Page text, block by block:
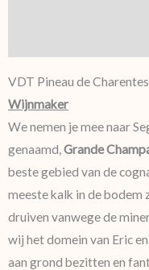
VDT Pineau de
Wijnmaker
We nemen je mee naar
genaamd,Grande
beste gebied van de
meeste kalk in de
druiven vanwege de
wij het domein van Eric
aan grond bezitten en